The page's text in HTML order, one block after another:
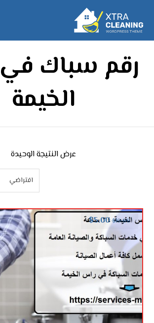
رقم سباك
الخيمة
عرض النتيجة الوحيدة
$10.00
$5.00